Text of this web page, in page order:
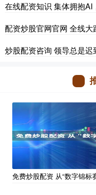
在线配资知识 集体拥抱AI
配资炒股官网官网 全线大
炒股配资咨询 领导总是
免费炒股配资 从“数字锦标